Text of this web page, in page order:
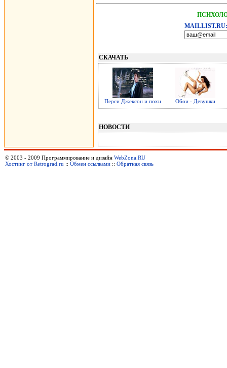
MAILLIST.RU:
СКАЧАТЬ
Перси Джексон и похи Обои - Девушки
НОВОСТИ
© 2003 - 2009 Программирование и дизайн WebZona.RU
Хостинг от Retrograd.ru :: Обмен ссылками :: Обратная связь